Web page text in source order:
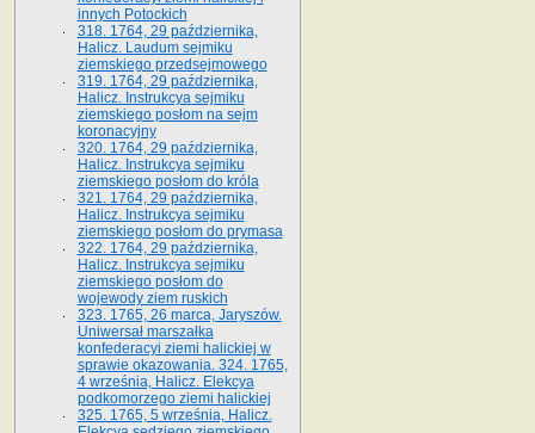
innych Potockich
318. 1764, 29 października,
Halicz. Laudum sejmiku
ziemskiego przedsejmowego
319. 1764, 29 października,
Halicz. Instrukcya sejmiku
ziemskiego posłom na sejm
koronacyjny
320. 1764, 29 października,
Halicz. Instrukcya sejmiku
ziemskiego posłom do króla
321. 1764, 29 października,
Halicz. Instrukcya sejmiku
ziemskiego posłom do prymasa
322. 1764, 29 października,
Halicz. Instrukcya sejmiku
ziemskiego posłom do
wojewody ziem ruskich
323. 1765, 26 marca, Jaryszów.
Uniwersał marszałka
konfederacyi ziemi halickiej w
sprawie okazowania. 324. 1765,
4 września, Halicz. Elekcya
podkomorzego ziemi halickiej
325. 1765, 5 września, Halicz.